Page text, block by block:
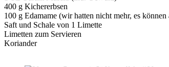
400 g Kichererbsen
100 g Edamame (wir hatten nicht mehr, es
Saft und Schale von 1 Limette
Limetten zum Servieren
Koriander